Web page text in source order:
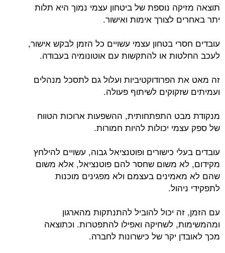
תוצאה מזיקה נוספת של ביטחון עצמי נמוך היא תלות
יתר באחרים לצורך אימות ואישור.
עובדים חסרי בטחון עצמי עשויים כל הזמן לבקש אישור,
לעכב החלטות או להתקשות עם אוטונומיה בעבודה.
זה מאט את הפרודוקטיביות ועלול גם לתסכל מנהלים
ועמיתים שזקוקים לשיתוף פעולה.
מנקודת מבט התפתחותית, ההשפעות ארוכות הטווח
של ספק עצמי יכולות להיות חמורות.
עובדים בעלי כישורים ופוטנציאל גבוה, עשויים להילחץ
מקידום, לא משום שחסר להם פוטנציאל, אלא משום
שהם לא מאמינים בעצמם ולא מפגינים מוכנות
לתפקידי ניהול.
עם הזמן, זה יכול להוביל להתנתקות מהארגון
ומהמשימות, לשחיקה ואפילו להתפטרות. וכתוצאה
מכך לאובדן יקר של כישרונות לחברה.